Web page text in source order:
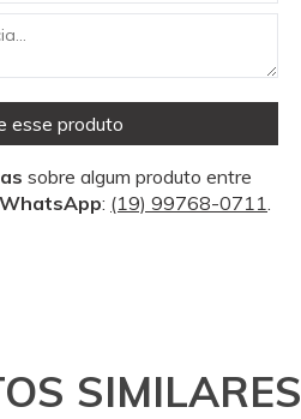
esse produto
sobre algum produto entre
WhatsApp: (19) 99768-0711.
SIMILARES